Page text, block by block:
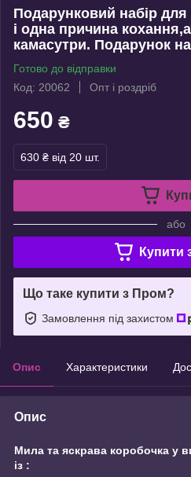
Подарунковий набір для
і одна причина
камасутри. Подарунок
Готово до відправки
Код: 20062
Опт і роздріб
650 ₴
630 ₴ від 20 шт.
або
Купити
Що таке купити з Пром?
Замовлення під захистом
Опис Характеристики
Опис
Мила та яскрава коробочка у
із :